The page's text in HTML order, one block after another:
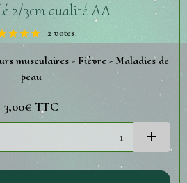
2/3cm qualité AA
2 votes.
musculaires - Fièvre - Maladies de
peau
3,00€ TTC